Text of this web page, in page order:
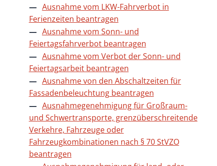
Ausnahme vom LKW-Fahrverbot in
Ferienzeiten beantragen
Ausnahme vom Sonn- und
Feiertagsfahrverbot beantragen
Ausnahme vom Verbot der Sonn- und
Feiertagsarbeit beantragen
Ausnahme von den Abschaltzeiten für
Fassadenbeleuchtung beantragen
Ausnahmegenehmigung für Großraum-
und Schwertransporte, grenzüberschreitende
Verkehre, Fahrzeuge oder
Fahrzeugkombinationen nach § 70 StVZO
beantragen